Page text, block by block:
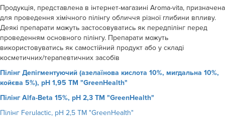
Продукція, представлена ​​в інтернет-магазині Aroma-vita, призначена
для проведення хімічного пілінгу обличчя різної глибини впливу.
Деякі препарати можуть застосовуватись як передпілінг перед
проведенням основного пілінгу. Препарати можуть
використовуватись як самостійний продукт або у складі
косметичних/терапевтичних засобів
Пілінг Депігментуючий (азелаїнова кислота 10%, мигдальна 10%,
койєва 5%), рН 1,95 ТМ "GreenHealth"
Пілінг Alfa-Beta 15%, рН 2,3 ТМ "GreenHealth"
Пілінг Ferulactic, рН 2,5 ТМ "GreenHealth"